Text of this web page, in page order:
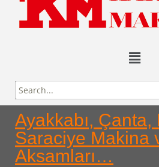
Ayakkabı, Çanta,
Saraciye Makina
Aksamları…